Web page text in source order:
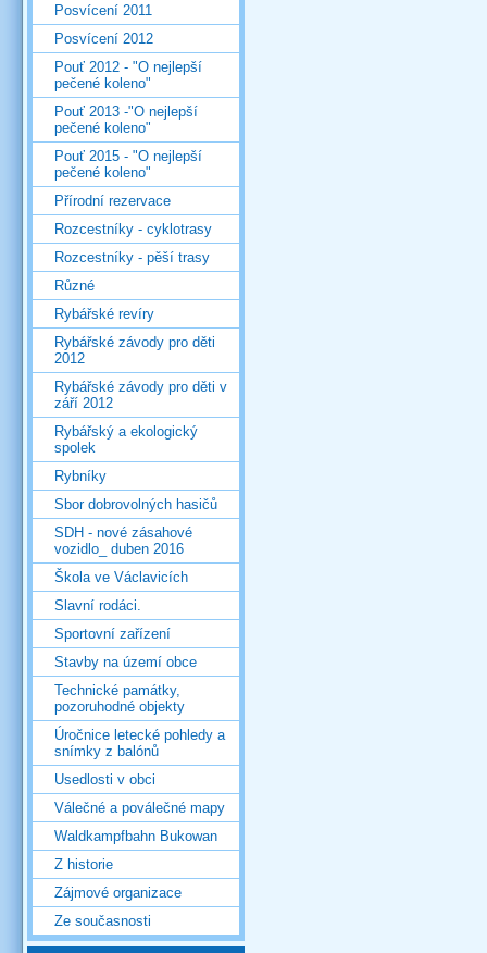
Posvícení 2011
Posvícení 2012
Pouť 2012 - "O nejlepší
pečené koleno"
Pouť 2013 -"O nejlepší
pečené koleno"
Pouť 2015 - "O nejlepší
pečené koleno"
Přírodní rezervace
Rozcestníky - cyklotrasy
Rozcestníky - pěší trasy
Různé
Rybářské revíry
Rybářské závody pro děti
2012
Rybářské závody pro děti v
září 2012
Rybářský a ekologický
spolek
Rybníky
Sbor dobrovolných hasičů
SDH - nové zásahové
vozidlo_ duben 2016
Škola ve Václavicích
Slavní rodáci.
Sportovní zařízení
Stavby na území obce
Technické památky,
pozoruhodné objekty
Úročnice letecké pohledy a
snímky z balónů
Usedlosti v obci
Válečné a poválečné mapy
Waldkampfbahn Bukowan
Z historie
Zájmové organizace
Ze současnosti